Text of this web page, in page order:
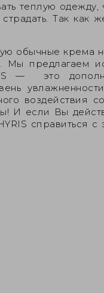
теплую
Так как
обычные крема
предлагаем
— это
воздействия
И если Вы
справиться с